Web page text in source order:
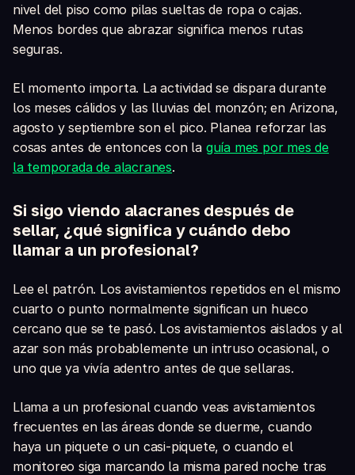
nivel del piso como pilas sueltas de ropa o cajas.
Menos bordes que abrazar significa menos rutas
seguras.
El momento importa. La actividad se dispara durante
los meses cálidos y las lluvias del monzón; en Arizona,
agosto y septiembre son el pico. Planea reforzar las
cosas antes de entonces con la guía mes por mes de
la temporada de alacranes.
Si sigo viendo alacranes después de
sellar, ¿qué significa y cuándo debo
llamar a un profesional?
Lee el patrón. Los avistamientos repetidos en el mismo
cuarto o punto normalmente significan un hueco
cercano que se te pasó. Los avistamientos aislados y al
azar son más probablemente un intruso ocasional, o
uno que ya vivía adentro antes de que sellaras.
Llama a un profesional cuando veas avistamientos
frecuentes en las áreas donde se duerme, cuando
haya un piquete o un casi-piquete, o cuando el
monitoreo siga marcando la misma pared noche tras